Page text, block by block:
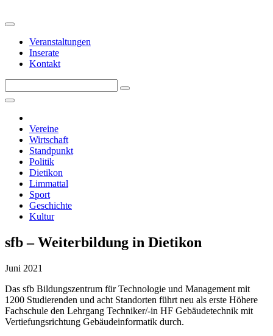
Veranstaltungen
Inserate
Kontakt
Vereine
Wirtschaft
Standpunkt
Politik
Dietikon
Limmattal
Sport
Geschichte
Kultur
sfb – Weiterbildung in Dietikon
Juni 2021
Das sfb Bildungszentrum für Technologie und Management mit
1200 Studierenden und acht Standorten führt neu als erste Höhere
Fachschule den Lehrgang Techniker/-in HF Gebäudetechnik mit
Vertiefungsrichtung Gebäudeinformatik durch.